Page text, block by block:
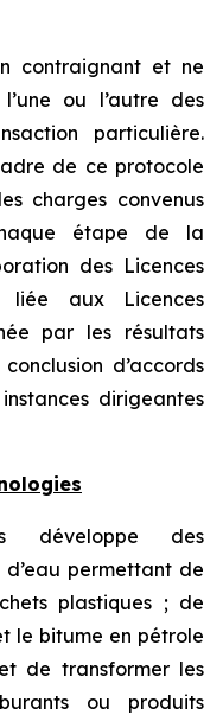
contraignant et ne
ou l’autre des
particulière.
de ce protocole
charges convenus
étape de la
des Licences
aux Licences
par les résultats
d’accords
dirigeantes
développe des
permettant de
plastiques ; de
le bitume en pétrole
de transformer les
ou produits